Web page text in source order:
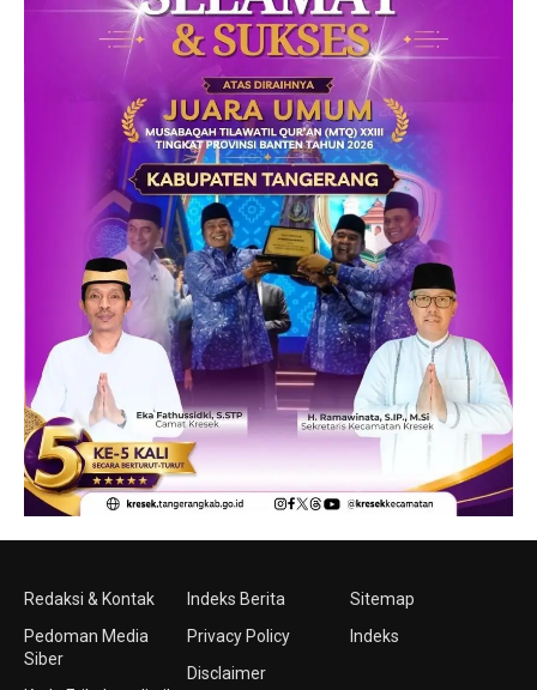
Redaksi & Kontak
Pedoman Media
Siber
Indeks Berita
Privacy Policy
Disclaimer
Sitemap
Indeks